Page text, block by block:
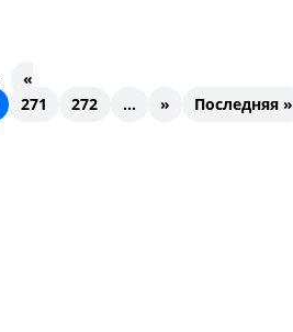
«
271 272 ... » Последняя »